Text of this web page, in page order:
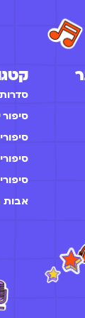
סיפור
אבות